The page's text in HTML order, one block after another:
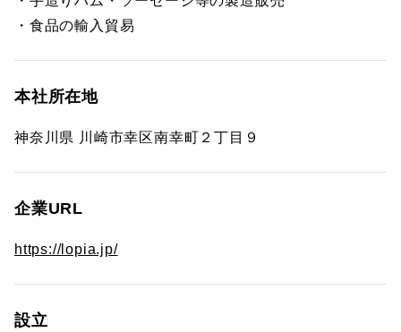
・食品の輸入貿易
本社所在地
神奈川県 川崎市幸区南幸町２丁目９
企業URL
https://lopia.jp/
設立